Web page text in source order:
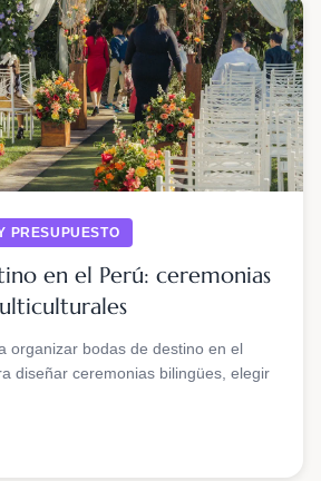
PRESUPUESTO
en el Perú: ceremonias
organizar bodas de destino en el
diseñar ceremonias bilingües, elegir